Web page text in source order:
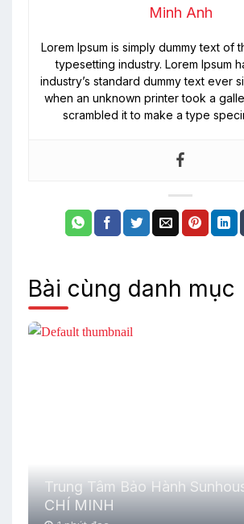
Minh Anh
Lorem Ipsum is simply dummy text of
typesetting industry. Lorem Ipsum
industry’s standard dummy text ever
when an unknown printer took a
scrambled it to make a type
Bài cùng danh mục
Trung Tâm Bảo Hành
CHÍ MINH